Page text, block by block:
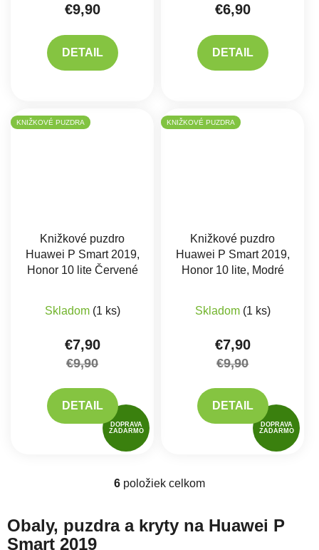
€9,90
DETAIL
€6,90
DETAIL
KNIŽKOVÉ PUZDRA
DOPRAVA
ZADARMO
Knižkové puzdro
Huawei P Smart 2019,
Honor 10 lite Červené
Skladom (1 ks)
€7,90
€9,90
DETAIL
KNIŽKOVÉ PUZDRA
DOPRAVA
ZADARMO
Knižkové puzdro
Huawei P Smart 2019,
Honor 10 lite, Modré
Skladom (1 ks)
€7,90
€9,90
DETAIL
Ovládacie prvky výpisu
6 položiek celkom
Obaly, puzdra a kryty na Huawei P
Smart 2019